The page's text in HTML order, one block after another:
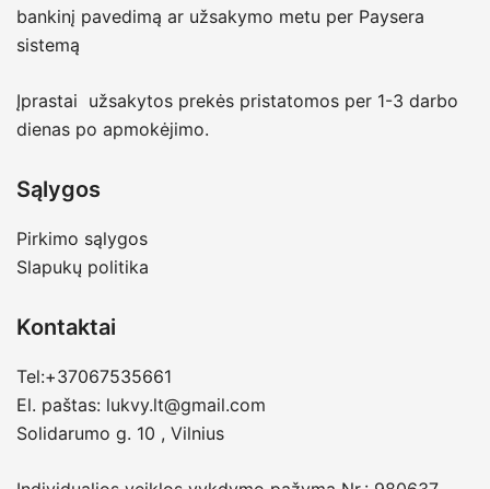
bankinį pavedimą ar užsakymo metu per Paysera
sistemą
Įprastai užsakytos prekės pristatomos per 1-3 darbo
dienas po apmokėjimo.
Sąlygos
Pirkimo sąlygos
Slapukų politika
Kontaktai
Tel:+37067535661
El. paštas: lukvy.lt@gmail.com
Solidarumo g. 10 , Vilnius